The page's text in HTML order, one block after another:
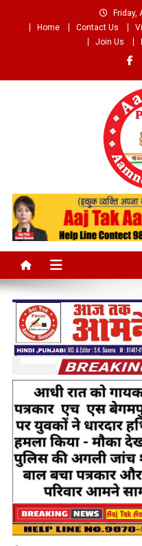
Friday,
Home
Contact Us
Join Us
Aaj Tak